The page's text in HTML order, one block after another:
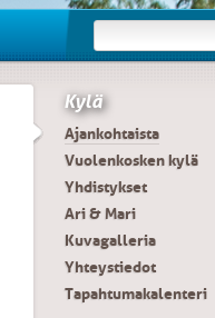
Kylä
Ajankohtaista
Vuolenkosken kylä
Yhdistykset
Ari & Mari
Kuvagalleria
Yhteystiedot
Tapahtumakalenteri